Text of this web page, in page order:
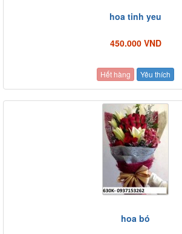
hoa tinh yeu
450.000 VND
Hết hàng Yêu thích
hoa bó